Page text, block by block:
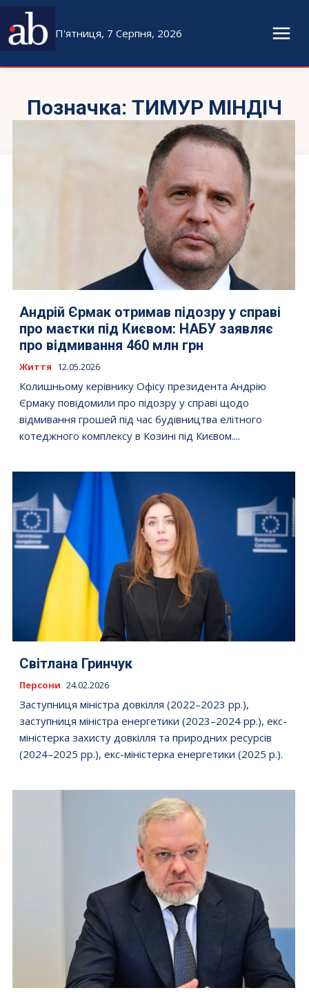
П'ятниця, 7 Серпня, 2026
Позначка: ТИМУР МІНДІЧ
Андрій Єрмак отримав підозру у справі
про маєтки під Києвом: НАБУ заявляє
про відмивання 460 млн грн
Життя 12.05.2026
Колишньому керівнику Офісу президента Андрію
Єрмаку повідомили про підозру у справі щодо
відмивання грошей під час будівництва елітного
котеджного комплексу в Козині під Києвом....
Світлана Гринчук
Персони 24.02.2026
Заступниця міністра довкілля (2022–2023 рр.),
заступниця міністра енергетики (2023–2024 рр.), екс-
міністерка захисту довкілля та природних ресурсів
(2024–2025 рр.), екс-міністерка енергетики (2025 р.).